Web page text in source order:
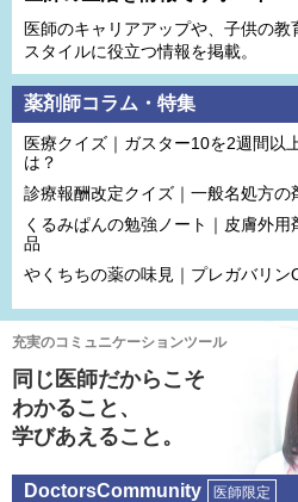
医師のキャリアアップや、子供の
スタイルに役立つ情報を掲載。
薬剤師コラム・特集
医療クイズ｜ガスター10を2週間以
は？
診療報酬改定クイズ｜一般名処方の
くるみぱんの勉強ノート｜皮膚外
品
やくちちの薬の味見｜プレガバリン
充実のコミュニケーションツール
同じ医師だからこそ
わかること、
学びあえること。
DoctorsCommunity 医師限定